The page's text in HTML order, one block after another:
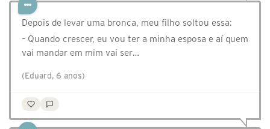
Depois de levar uma bronca, meu filho soltou essa:
– Quando crescer, eu vou ter a minha esposa e aí quem
vai mandar em mim vai ser…
(Eduard, 6 anos)